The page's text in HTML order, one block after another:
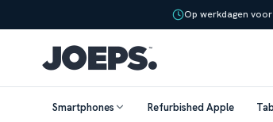
Op werkdagen
Smartphones Refurbished Apple